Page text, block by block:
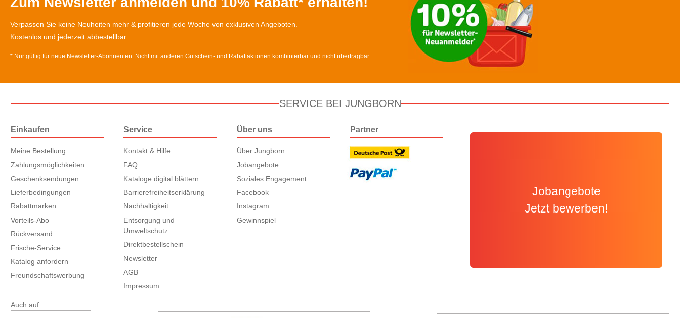
Verpassen Sie keine Neuheiten mehr & profitieren jede Woche von exklusiven Angeboten.
Kostenlos und jederzeit abbestellbar.
* Nur gültig für neue Newsletter-Abonnenten. Nicht mit anderen Gutschein- und Rabattaktionen kombinierbar und nicht übertragbar.
SERVICE BEI JUNGBORN
Einkaufen
Meine Bestellung
Zahlungsmöglichkeiten
Geschenksendungen
Lieferbedingungen
Rabattmarken
Vorteils-Abo
Rückversand
Frische-Service
Katalog anfordern
Freundschaftswerbung
Service
Kontakt & Hilfe
FAQ
Kataloge digital blättern
Barrierefreiheitserklärung
Nachhaltigkeit
Entsorgung und
Umweltschutz
Direktbestellschein
Newsletter
AGB
Impressum
Über uns
Über Jungborn
Jobangebote
Soziales Engagement
Facebook
Instagram
Gewinnspiel
Partner
Jobangebote
Jetzt bewerben!
Auch auf